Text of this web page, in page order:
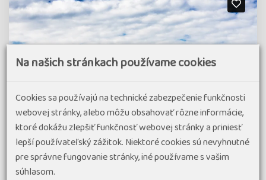
Na našich stránkach používame cookies
Cookies sa používajú na technické zabezpečenie funkčnosti
webovej stránky, alebo môžu obsahovať rôzne informácie,
ktoré dokážu zlepšiť funkčnosť webovej stránky a priniesť
lepší používateľský zážitok. Niektoré cookies sú nevyhnutné
pre správne fungovanie stránky, iné používame s vašim
súhlasom.